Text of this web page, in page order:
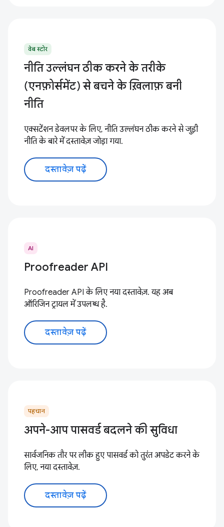
वेब स्टोर
नीति उल्लंघन ठीक करने के तरीके
(एनफ़ोर्समेंट) से बचने के ख़िलाफ़ बनी
नीति
एक्सटेंशन डेवलपर के लिए, नीति उल्लंघन ठीक करने से जुड़ी
नीति के बारे में दस्तावेज़ जोड़ा गया.
दस्तावेज़ पढ़ें
AI
Proofreader API
Proofreader API के लिए नया दस्तावेज़. यह अब
ऑरिजिन ट्रायल में उपलब्ध है.
दस्तावेज़ पढ़ें
पहचान
अपने-आप पासवर्ड बदलने की सुविधा
सार्वजनिक तौर पर लीक हुए पासवर्ड को तुरंत अपडेट करने के
लिए, नया दस्तावेज़.
दस्तावेज़ पढ़ें